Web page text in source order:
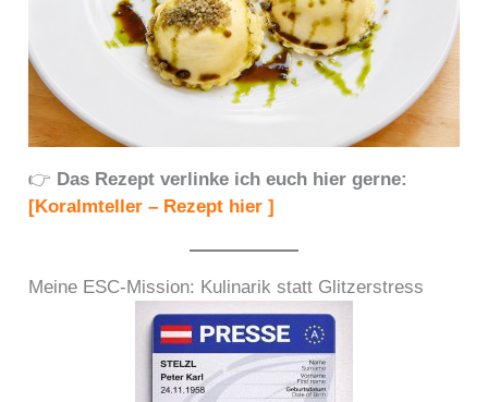
👉 Das Rezept verlinke ich euch hier gerne:
[Koralmteller – Rezept hier ]
Meine ESC-Mission: Kulinarik statt Glitzerstress